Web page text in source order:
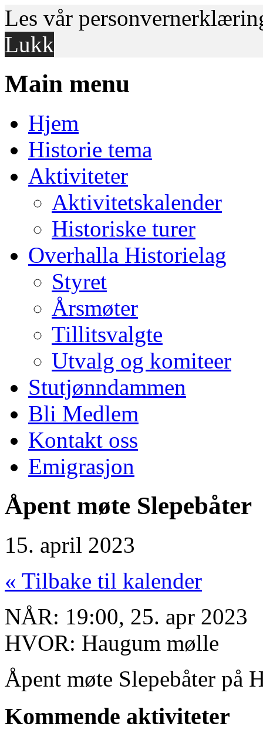
Les vår
Lukk
Main menu
to
contentHjem
Historie tema
Aktiviteter
Aktivitetskalender
Historiske turer
Overhalla Historielag
Styret
Årsmøter
Tillitsvalgte
Utvalg og komiteer
Stutjønndammen
Bli Medlem
Kontakt oss
Emigrasjon
Åpent møte Slepebåter
15. april 2023
« Tilbake til kalender
NÅR: 19:00, 25. apr 2023
HVOR: Haugum mølle
Åpent møte Slepebåter på
Kommende aktiviteter